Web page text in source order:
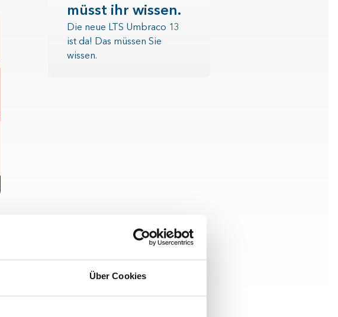
Über Cookies
müsst ihr wissen.
Die neue LTS Umbraco 13
ist da! Das müssen Sie
wissen.